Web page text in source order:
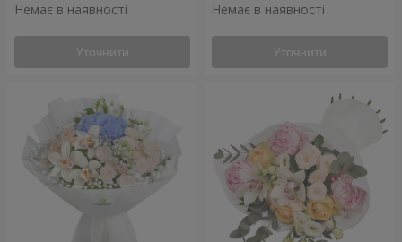
Немає в наявності
Уточнити
Немає в наявності
Уточнити